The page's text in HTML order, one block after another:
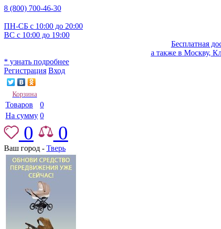
8 (800) 700-46-30
ПН-СБ с 10:00 до 20:00
ВС с 10:00 до 19:00
Бесплатная
а также в Москву,
* узнать подробнее
Регистрация Вход
Корзина
Товаров
0
На сумму 0
0 0
Ваш город - Тверь